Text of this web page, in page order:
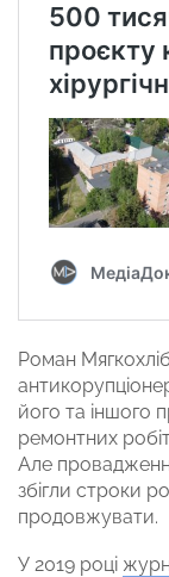
Роман
його та іншого
ремонтних
Але
збігли строки
продовжувати.
У 2019 році